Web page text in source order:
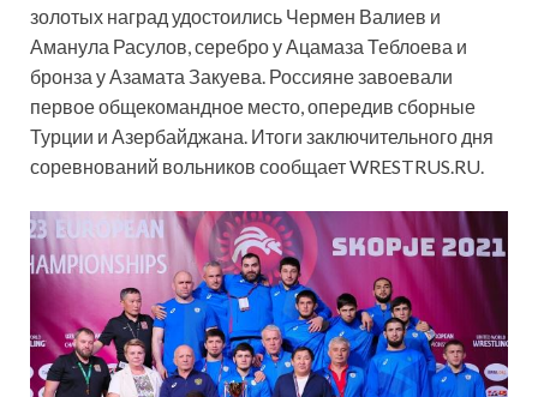
золотых наград удостоились Чермен Валиев и
Аманула Расулов, серебро у Ацамаза Теблоева и
бронза у Азамата Закуева. Россияне завоевали
первое общекомандное место, опередив сборные
Турции и Азербайджана. Итоги заключительного дня
соревнований вольников сообщает WRESTRUS.RU.